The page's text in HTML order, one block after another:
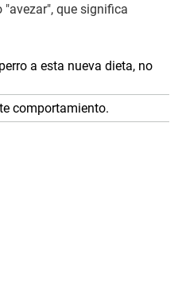
que significa
a esta nueva dieta, no
comportamiento.